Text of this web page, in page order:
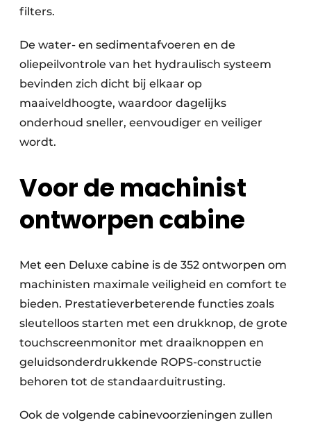
filters.
De water- en sedimentafvoeren en de
oliepeilvontrole van het hydraulisch systeem
bevinden zich dicht bij elkaar op
maaiveldhoogte, waardoor dagelijks
onderhoud sneller, eenvoudiger en veiliger
wordt.
Voor de machinist
ontworpen cabine
Met een Deluxe cabine is de 352 ontworpen om
machinisten maximale veiligheid en comfort te
bieden. Prestatieverbeterende functies zoals
sleutelloos starten met een drukknop, de grote
touchscreenmonitor met draaiknoppen en
geluidsonderdrukkende ROPS-constructie
behoren tot de standaarduitrusting.
Ook de volgende cabinevoorzieningen zullen